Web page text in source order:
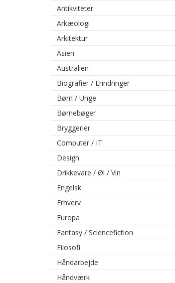
Antikviteter
Arkæologi
Arkitektur
Asien
Australien
Biografier / Erindringer
Børn / Unge
Børnebøger
Bryggerier
Computer / IT
Design
Drikkevare / Øl / Vin
Engelsk
Erhverv
Europa
Fantasy / Sciencefiction
Filosofi
Håndarbejde
Håndværk